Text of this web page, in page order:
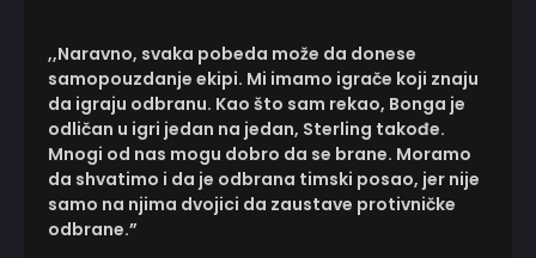
,,Naravno, svaka pobeda može da donese
samopouzdanje ekipi. Mi imamo igrače koji znaju
da igraju odbranu. Kao što sam rekao, Bonga je
odličan u igri jedan na jedan, Sterling takođe.
Mnogi od nas mogu dobro da se brane. Moramo
da shvatimo i da je odbrana timski posao, jer nije
samo na njima dvojici da zaustave protivničke
odbrane.”